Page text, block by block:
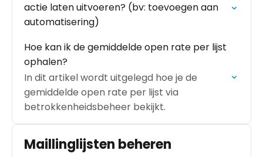
actie laten uitvoeren? (bv: toevoegen aan
automatisering)
Hoe kan ik de gemiddelde open rate per lijst
ophalen?
In dit artikel wordt uitgelegd hoe je de
gemiddelde open rate per lijst via
betrokkenheidsbeheer bekijkt.
Maillinglijsten beheren